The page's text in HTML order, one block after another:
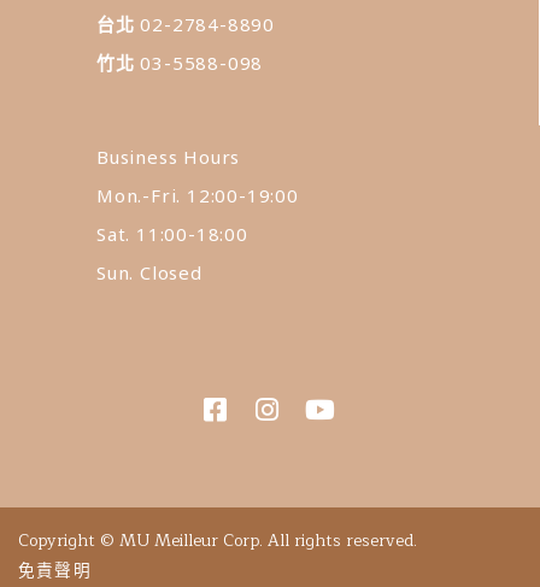
台北 02-2784-8890
竹北03-5588-098
Business Hours
Mon.-Fri. 12:00-19:00
Sat. 11:00-18:00
Sun. Closed
Copyright © MU Meilleur Corp. All rights reserved.
免責聲明